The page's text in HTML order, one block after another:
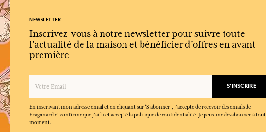
NEWSLETTER
Inscrivez-vous à notre newsletter pour suivre toute
l'actualité de la maison et bénéficier d’offres en avant-
première
S'INSCRIRE
En inscrivant mon adresse email et en cliquant sur ‘S’abonner’, j'accepte de recevoir des emails de
Fragonard et confirme que j'ai lu et accepté la politique de confidentialité. Je peux me désabonner à tout
moment.